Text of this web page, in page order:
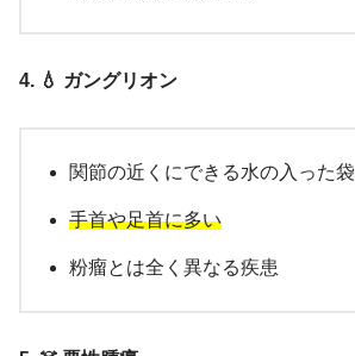
4. 💧 ガングリオン
関節の近くにできる水の入った袋
手首や足首に多い
粉瘤とは全く異なる疾患